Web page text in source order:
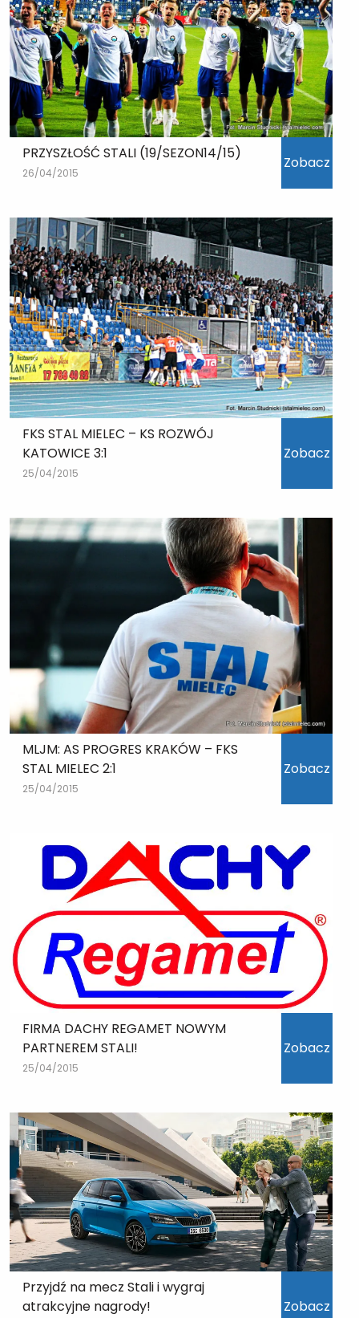
PRZYSZŁOŚĆ STALI (19/SEZON14/15)
26/04/2015
Zobacz
FKS STAL MIELEC – KS ROZWÓJ
KATOWICE 3:1
25/04/2015
Zobacz
MLJM: AS PROGRES KRAKÓW – FKS
STAL MIELEC 2:1
25/04/2015
Zobacz
FIRMA DACHY REGAMET NOWYM
PARTNEREM STALI!
25/04/2015
Zobacz
Przyjdź na mecz Stali i wygraj
atrakcyjne nagrody!
Zobacz